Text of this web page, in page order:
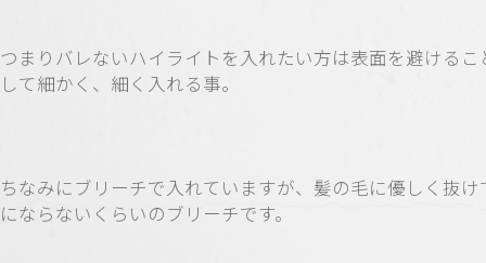
つまりバレないハイライトを入れたい方は表面を避けるこ
して細かく、細く入れる事。
ちなみにブリーチで入れていますが、髪の毛に優しく抜け
にならないくらいのブリーチです。